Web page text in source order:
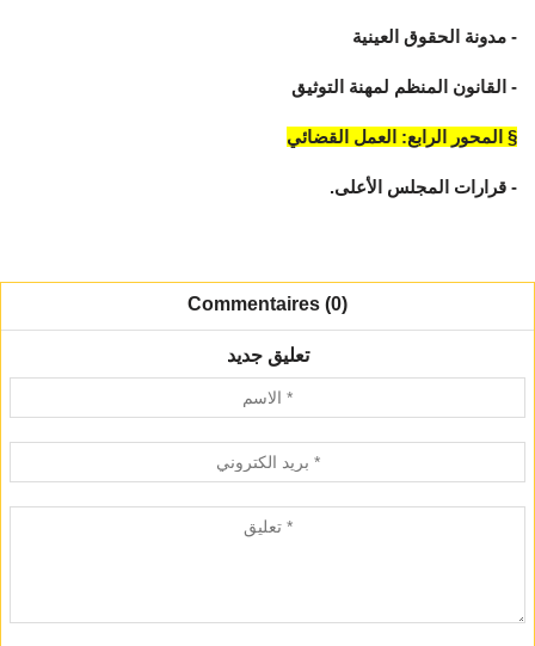
- مدونة الحقوق العينية
- القانون المنظم لمهنة التوثيق
§ المحور الرابع: العمل القضائي
- قرارات المجلس الأعلى.
Commentaires (0)
تعليق جديد